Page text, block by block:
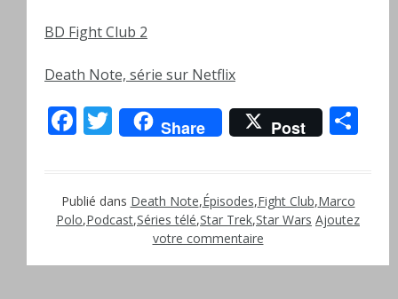
BD Fight Club 2
Death Note, série sur Netflix
Facebook
Twitter
Share Post
Publié dans Death Note,Épisodes,Fight Club,Marco
Polo,Podcast,Séries télé,Star Trek,Star Wars Ajoutez
votre commentaire